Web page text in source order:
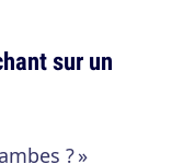
sur un
? »